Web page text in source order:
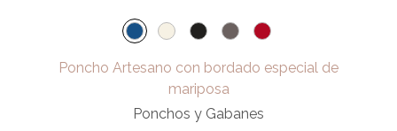
Poncho Artesano con bordado especial de
mariposa
Ponchos y Gabanes